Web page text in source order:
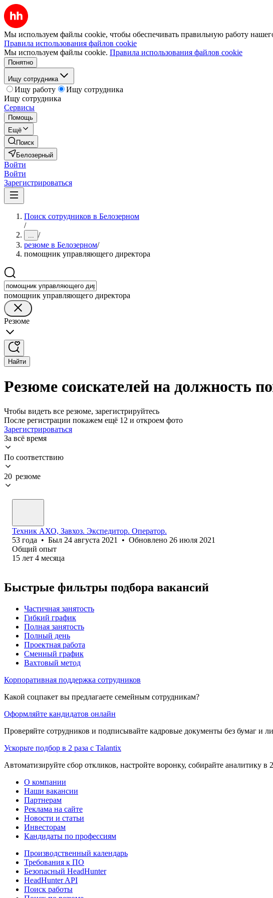
Мы используем файлы cookie, чтобы обеспечивать правильную работу
Правила использования файлов cookie
Мы используем файлы cookie. Правила использования файлов cookie
Понятно
Ищу сотрудника
Ищу работу
Ищу сотрудника
Ищу сотрудника
Сервисы
Помощь
Ещё
Поиск
Белозерный
Войти
Войти
Зарегистрироваться
Поиск сотрудников в Белозерном
/
... /
резюме в Белозерном/
помощник управляющего директора
помощник управляющего директора
Резюме
Найти
Резюме соискателей на должность
Чтобы видеть все резюме, зарегистрируйтесь
После регистрации покажем ещё 12 и откроем фото
Зарегистрироваться
За всё время
По соответствию
20 резюме
Техник АХО, Завхоз. Экспедитор. Оператор.
53 года • Был 24 августа 2021 • Обновлено 26 июля 2021
Общий опыт
15 лет 4 месяца
Быстрые фильтры подбора вакансий
Частичная занятость
Гибкий график
Полная занятость
Полный день
Проектная работа
Сменный график
Вахтовый метод
Корпоративная поддержка сотрудников
Какой соцпакет вы предлагаете семейным сотрудникам?
Оформляйте кандидатов онлайн
Проверяйте сотрудников и подписывайте кадровые документы без бумаг и
Ускорьте подбор в 2 раза с Talantix
Автоматизируйте сбор откликов, настройте воронку, собирайте аналитику в
О компании
Наши вакансии
Партнерам
Реклама на сайте
Новости и статьи
Инвесторам
Кандидаты по профессиям
Производственный календарь
Требования к ПО
Безопасный HeadHunter
HeadHunter API
Поиск работы